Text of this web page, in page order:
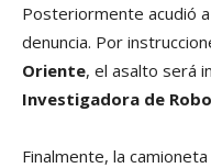
Posteriormente acudió
denuncia. Por
Oriente, el asalto será
Investigadora de
Finalmente, la